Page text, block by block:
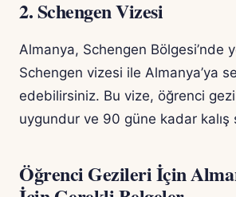
2. Schengen Vizesi
Almanya, Schengen Bölgesi’nde
Schengen vizesi ile Almanya’ya
edebilirsiniz. Bu vize, öğrenci
uygundur ve 90 güne kadar kalış
Öğrenci Gezileri İçin